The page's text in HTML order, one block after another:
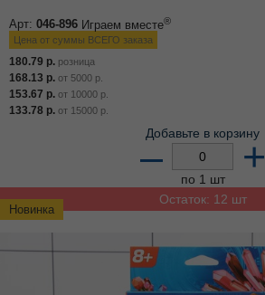
Новинка
Арт: 046-896 Играем вместе®
Цена от суммы ВСЕГО заказа
180.79 р. розница
168.13 р. от 5000 р.
153.67 р. от 10000 р.
133.78 р. от 15000 р.
Добавьте в корзину
– +
по 1 шт
Остаток: 12 шт